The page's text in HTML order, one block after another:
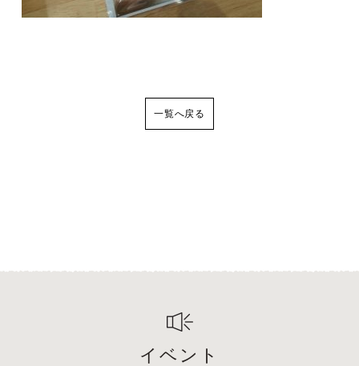
一覧へ戻る
イベント